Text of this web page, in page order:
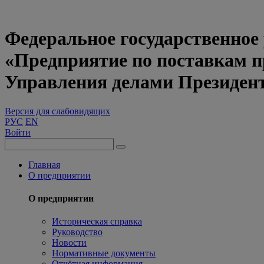
Федеральное
«Предприятие по поставкам
Управления делами
Версия для слабовидящих
РУС EN
Войти
Главная
О предприятии
О предприятии
Историческая справка
Руководство
Новости
Нормативные документы